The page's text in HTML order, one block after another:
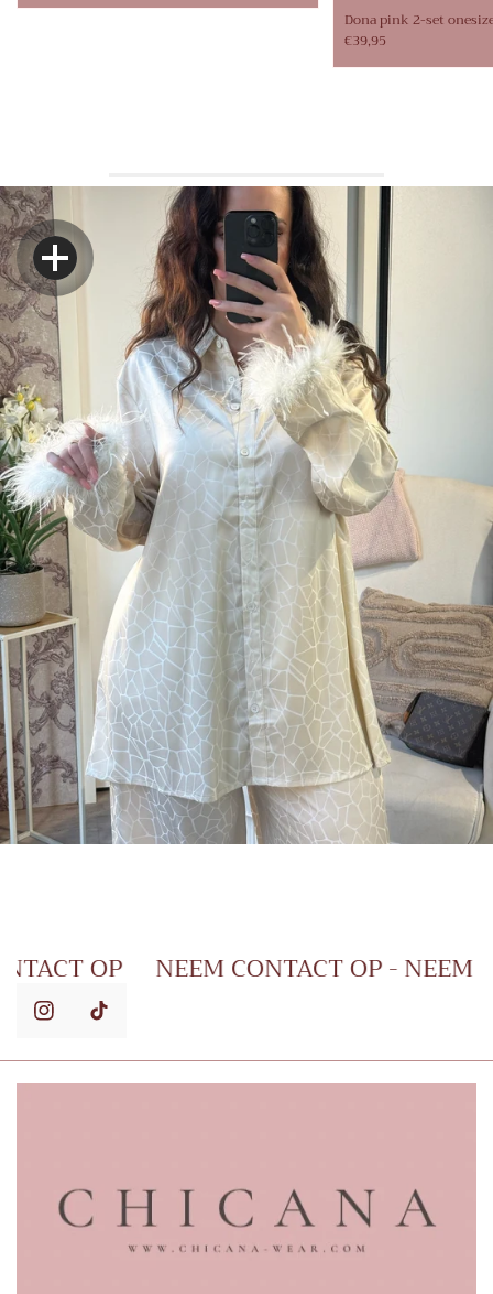
Dona pink 2-set
€39,95
CONTACT OP NEEM CONTACT OP -